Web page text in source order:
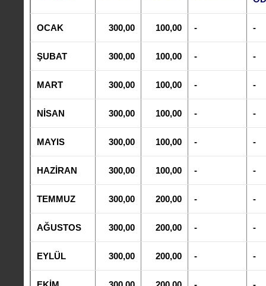
OCAK 300,00 100,00 - -
ŞUBAT 300,00 100,00 - -
MART 300,00 100,00 - -
NİSAN 300,00 100,00 - -
MAYIS 300,00 100,00 - -
HAZİRAN 300,00 100,00 - -
TEMMUZ 300,00 200,00 - -
AĞUSTOS 300,00 200,00 - -
EYLÜL 300,00 200,00 - -